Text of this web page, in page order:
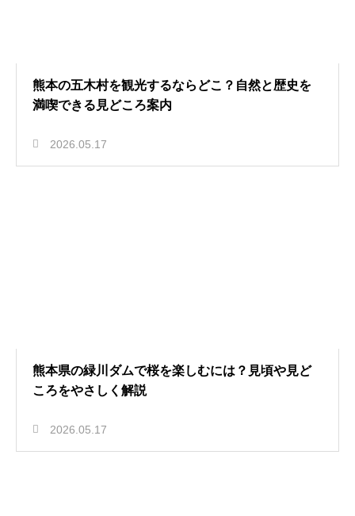
熊本の五木村を観光するならどこ？自然と歴史を
満喫できる見どころ案内
2026.05.17
熊本県の緑川ダムで桜を楽しむには？見頃や見ど
ころをやさしく解説
2026.05.17